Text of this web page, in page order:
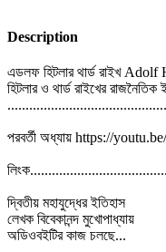
Description
এডলফ হিটলার থার্ড রাইখ
হিটলার ও থার্ড রাইখের রাজনৈতিক
পরবর্তী অধ্যায় https://
দ্বিতীয় মহাযুদ্ধের ইতিহাস
লেখক বিবেকানন্দ মুখোপাধ্যায়
অডিওবইটির কাজ চলছে...